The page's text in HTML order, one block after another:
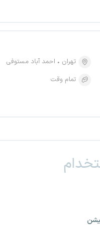
تهران
احمد آباد مستوفی
تمام وقت